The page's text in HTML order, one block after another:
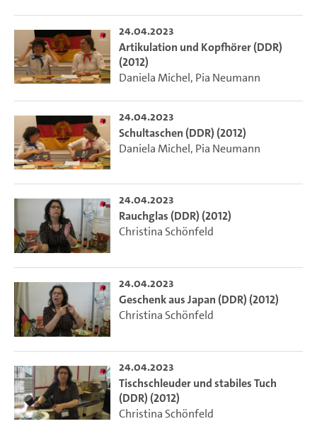
24.04.2023
Artikulation und Kopfhörer (DDR)
(2012)
Daniela Michel, Pia Neumann
24.04.2023
Schultaschen (DDR) (2012)
Daniela Michel, Pia Neumann
24.04.2023
Rauchglas (DDR) (2012)
Christina Schönfeld
24.04.2023
Geschenk aus Japan (DDR) (2012)
Christina Schönfeld
24.04.2023
Tischschleuder und stabiles Tuch
(DDR) (2012)
Christina Schönfeld